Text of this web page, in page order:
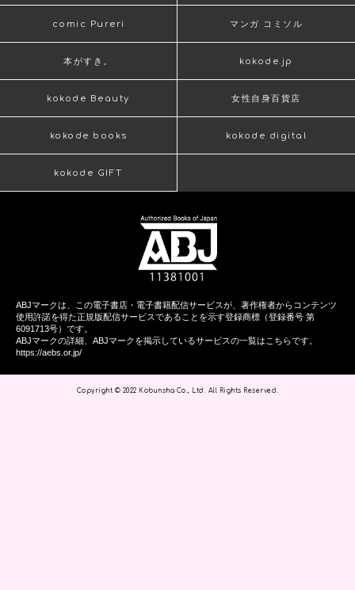
comic Pureri マンガ コミソル
本がすき。 kokode.jp
kokode Beauty 女性自身百貨店
kokode books kokode digital
kokode GIFT
ABJマークは、この電子書店・電子書籍配信サービスが、著作権者からコンテンツ
使用許諾を得た正規版配信サービスであることを示す登録商標（登録番号 第
6091713号）です。
ABJマークの詳細、ABJマークを掲示しているサービスの一覧はこちらです。
https://aebs.or.jp/
Copyright © 2022 Kobunsha Co., Ltd. All Rights Reserved.